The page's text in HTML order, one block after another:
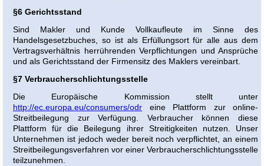
§6 Gerichtsstand
Sind Makler und Kunde Vollkaufleute im Sinne des
Handelsgesetzbuches, so ist als Erfüllungsort für alle aus dem
Vertragsverhältnis herrührenden Verpflichtungen und Ansprüche
und als Gerichtsstand der Firmensitz des Maklers vereinbart.
§7 Verbraucherschlichtungsstelle
Die Europäische Kommission stellt unter
http://ec.europa.eu/consumers/odr eine Plattform zur online-
Streitbeilegung zur Verfügung. Verbraucher können diese
Plattform für die Beilegung ihrer Streitigkeiten nutzen. Unser
Unternehmen ist jedoch weder bereit noch verpflichtet, an einem
Streitbeilegungsverfahren vor einer Verbraucherschlichtungsstelle
teilzunehmen.